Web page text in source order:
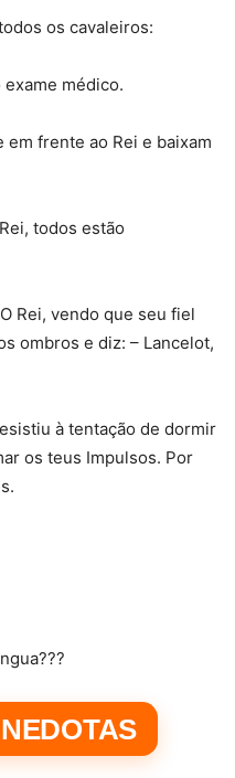
os cavaleiros:
exame médico.
frente ao Rei e baixam
todos estão
Rei, vendo que seu fiel
ombros e diz: – Lancelot,
à tentação de dormir
os teus Impulsos. Por